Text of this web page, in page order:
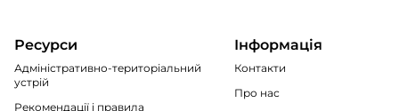
Ресурси
Адміністративно-територіальний
устрій
Рекомендації i правила
Інформація
Контакти
Про нас